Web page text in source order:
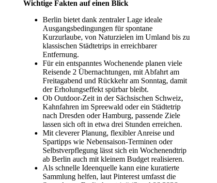
Wichtige Fakten auf einen Blick
Berlin bietet dank zentraler Lage ideale
Ausgangsbedingungen für spontane
Kurzurlaube, von Naturzielen im Umland bis zu
klassischen Städtetrips in erreichbarer
Entfernung.
Für ein entspanntes Wochenende planen viele
Reisende 2 Übernachtungen, mit Abfahrt am
Freitagabend und Rückkehr am Sonntag, damit
der Erholungseffekt spürbar bleibt.
Ob Outdoor-Zeit in der Sächsischen Schweiz,
Kahnfahren im Spreewald oder ein Städtetrip
nach Dresden oder Hamburg, passende Ziele
lassen sich oft in etwa drei Stunden erreichen.
Mit cleverer Planung, flexibler Anreise und
Spartipps wie Nebensaison-Terminen oder
Selbstverpflegung lässt sich ein Wochenendtrip
ab Berlin auch mit kleinem Budget realisieren.
Als schnelle Ideenquelle kann eine kuratierte
Sammlung helfen, laut Pinterest umfasst die